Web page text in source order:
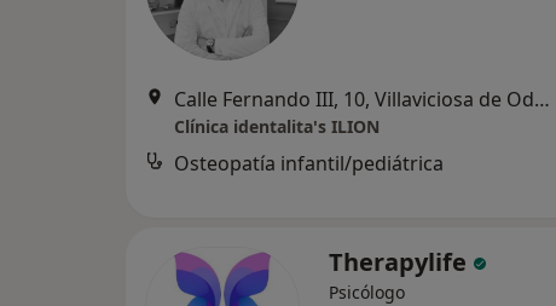
Calle Fernando III, 10, Villaviciosa de Odón
Clínica identalita's ILION
Osteopatía infantil/pediátrica
Therapylife
Psicólogo